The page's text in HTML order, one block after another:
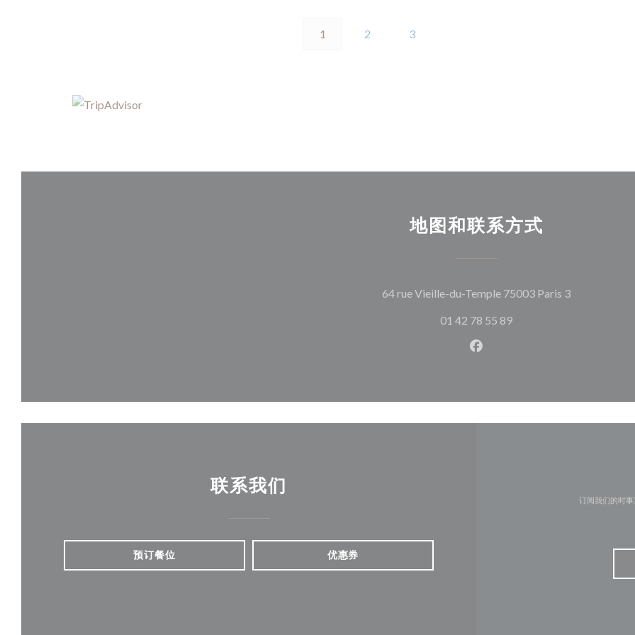
1 2 3
地图和联系方式
64 rue Vieille-du-Temple 75003 Paris 3((在新窗口
01 42 78 55 89
Facebook ((在新窗口中打开
联系我们
预订餐位 优惠券
订阅我们的时